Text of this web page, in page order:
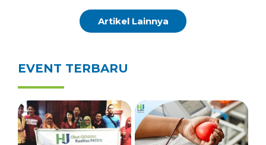
Artikel Lainnya
EVENT TERBARU